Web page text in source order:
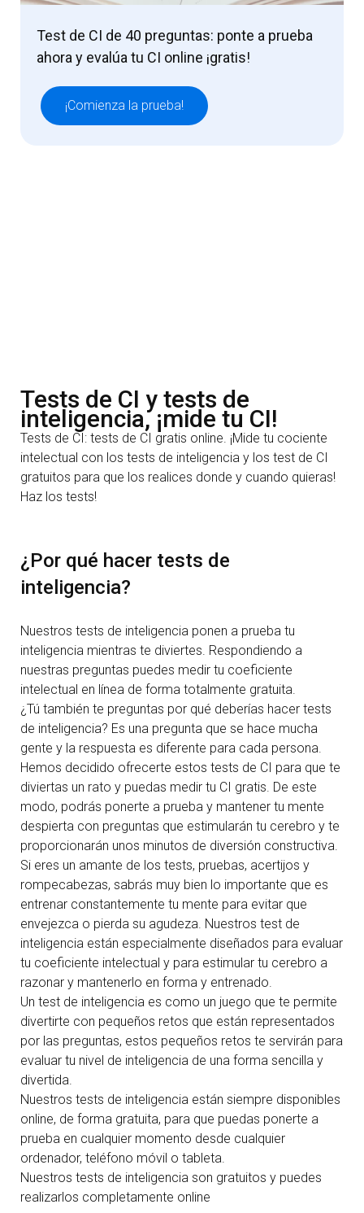
Test de CI de 40 preguntas: ponte a prueba
ahora y evalúa tu CI online ¡gratis!
¡Comienza la prueba!
Tests de CI y tests de
inteligencia, ¡mide tu CI!
Tests de CI: tests de CI gratis online. ¡Mide tu cociente
intelectual con los tests de inteligencia y los test de CI
gratuitos para que los realices donde y cuando quieras!
Haz los tests!
¿Por qué hacer tests de
inteligencia?
Nuestros tests de inteligencia ponen a prueba tu
inteligencia mientras te diviertes. Respondiendo a
nuestras preguntas puedes medir tu coeficiente
intelectual en línea de forma totalmente gratuita.
¿Tú también te preguntas por qué deberías hacer tests
de inteligencia? Es una pregunta que se hace mucha
gente y la respuesta es diferente para cada persona.
Hemos decidido ofrecerte estos tests de CI para que te
diviertas un rato y puedas medir tu CI gratis. De este
modo, podrás ponerte a prueba y mantener tu mente
despierta con preguntas que estimularán tu cerebro y te
proporcionarán unos minutos de diversión constructiva.
Si eres un amante de los tests, pruebas, acertijos y
rompecabezas, sabrás muy bien lo importante que es
entrenar constantemente tu mente para evitar que
envejezca o pierda su agudeza. Nuestros test de
inteligencia están especialmente diseñados para evaluar
tu coeficiente intelectual y para estimular tu cerebro a
razonar y mantenerlo en forma y entrenado.
Un test de inteligencia es como un juego que te permite
divertirte con pequeños retos que están representados
por las preguntas, estos pequeños retos te servirán para
evaluar tu nivel de inteligencia de una forma sencilla y
divertida.
Nuestros tests de inteligencia están siempre disponibles
online, de forma gratuita, para que puedas ponerte a
prueba en cualquier momento desde cualquier
ordenador, teléfono móvil o tableta.
Nuestros tests de inteligencia son gratuitos y puedes
realizarlos completamente online